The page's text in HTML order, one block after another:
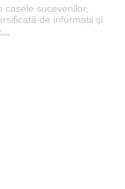
casele sucevenilor,
de informații și